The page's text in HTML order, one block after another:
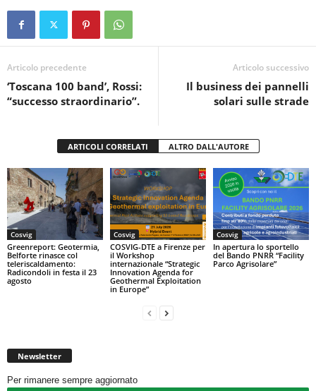
b
o
o
s
A
p
vi
Articolo precedente
‘Toscana 100 band’, Rossi:
“successo straordinario”.
Articolo successivo
Il business dei pannelli
solari sulle strade
ARTICOLI CORRELATI ALTRO DALL'AUTORE
Cosvig
Greenreport: Geotermia,
Belforte rinasce col
teleriscaldamento:
Radicondoli in festa il 23
agosto
Cosvig
COSVIG-DTE a Firenze per
il Workshop
internazionale “Strategic
Innovation Agenda for
Geothermal Exploitation
in Europe”
Cosvig
In apertura lo sportello
del Bando PNRR “Facility
Parco Agrisolare”
Newsletter
Per rimanere sempre aggiornato